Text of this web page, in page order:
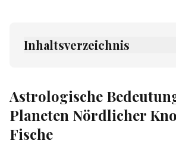
Inhaltsverzeichnis
2. Verwandte Seiten
Astrologische
Planeten Nördlicher
Fische